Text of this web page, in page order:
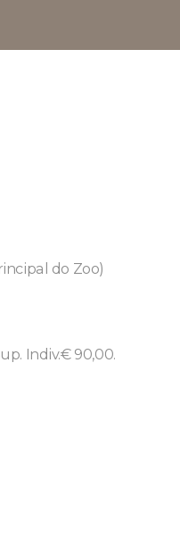
do Zoo)
Indiv.€ 90,00.